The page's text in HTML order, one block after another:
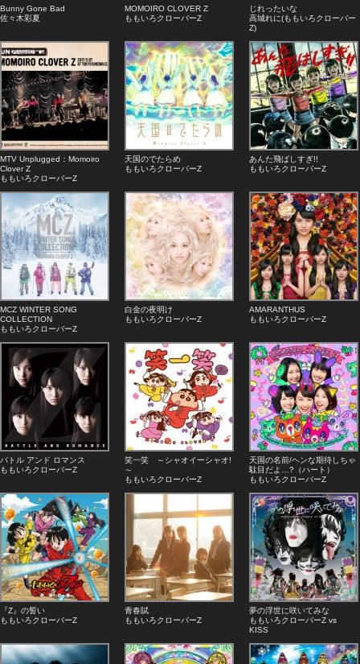
Bunny Gone Bad
佐々木彩夏
MOMOIRO CLOVER Z
ももいろクローバーZ
じれったいな
高城れに(ももいろクローバー
Z)
MTV Unplugged：Momoiro
Clover Z
ももいろクローバーZ
天国のでたらめ
ももいろクローバーZ
あんた飛ばしすぎ!!
ももいろクローバーZ
MCZ WINTER SONG
COLLECTION
ももいろクローバーZ
白金の夜明け
ももいろクローバーZ
AMARANTHUS
ももいろクローバーZ
バトル アンド ロマンス
ももいろクローバーZ
笑一笑 ～シャオイーシャオ!
～
ももいろクローバーZ
天国の名前/ヘンな期待しちゃ
駄目だよ…?（ハート）
ももいろクローバーZ
『Z』の誓い
ももいろクローバーZ
青春賦
ももいろクローバーZ
夢の浮世に咲いてみな
ももいろクローバーZ vs
KISS